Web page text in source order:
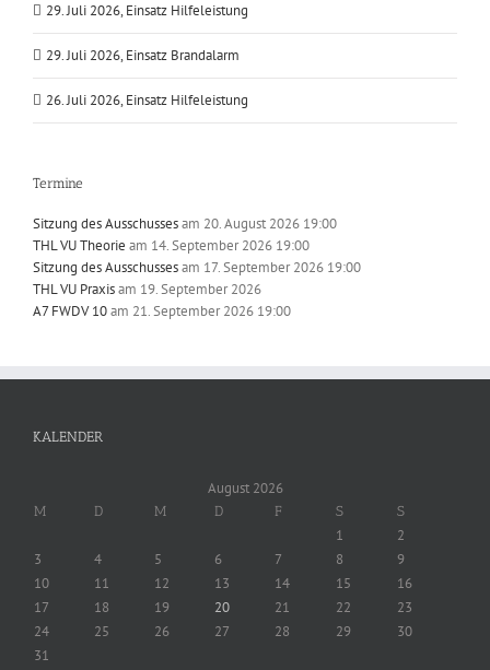
29. Juli 2026, Einsatz Hilfeleistung
29. Juli 2026, Einsatz Brandalarm
26. Juli 2026, Einsatz Hilfeleistung
Termine
Sitzung des Ausschussesam 20. August 2026 19:00
THL VU Theorie am 14. September 2026 19:00
Sitzung des Ausschussesam 17. September 2026 19:00
THL VU Praxisam 19. September 2026
A7 FWDV 10am 21. September 2026 19:00
KALENDER
August 2026
M D M D F S S
1
2
3
4 5 6 7 8
9
10
11 12 13 14 15
16
17
18 19 20 21 22
23
24
25 26 27 28 29
30
31